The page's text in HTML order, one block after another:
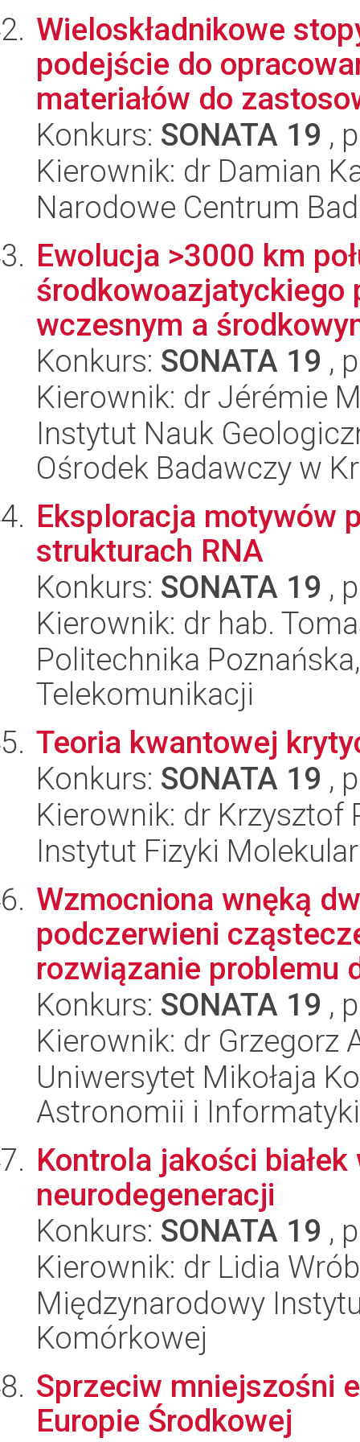
Wieloskładnikowe
podejście do
materiałów do
Konkurs: SONATA 19 ,
Kierownik: dr Damian
Narodowe Centrum
Ewolucja >3000 km
środkowoazjatyckiego
wczesnym a
Konkurs: SONATA 19 ,
Kierownik: dr Jérémie
Instytut Nauk
Ośrodek Badawczy w
Eksploracja motywów
strukturach RNA
Konkurs: SONATA 19 ,
Kierownik: dr hab.
Politechnika
Telekomunikacji
Teoria kwantowej
Konkurs: SONATA 19 ,
Kierownik: dr Krzysztof
Instytut Fizyki
Wzmocniona wnęką
podczerwieni
rozwiązanie problemu
Konkurs: SONATA 19 ,
Kierownik: dr Grzegorz
Uniwersytet Mikołaja
Astronomii i
Kontrola jakości
neurodegeneracji
Konkurs: SONATA 19 ,
Kierownik: dr Lidia
Międzynarodowy
Komórkowej
Sprzeciw mniejszośni
Europie Środkowej